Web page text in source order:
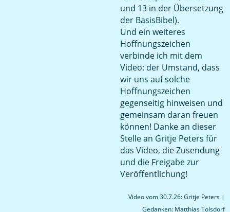
und 13 in der Übersetzung
der BasisBibel).
Und ein weiteres
Hoffnungszeichen
verbinde ich mit dem
Video: der Umstand, dass
wir uns auf solche
Hoffnungszeichen
gegenseitig hinweisen und
gemeinsam daran freuen
können! Danke an dieser
Stelle an Gritje Peters für
das Video, die Zusendung
und die Freigabe zur
Veröffentlichung!
Video vom 30.7.26: Gritje Peters |
Gedanken: Matthias Tolsdorf